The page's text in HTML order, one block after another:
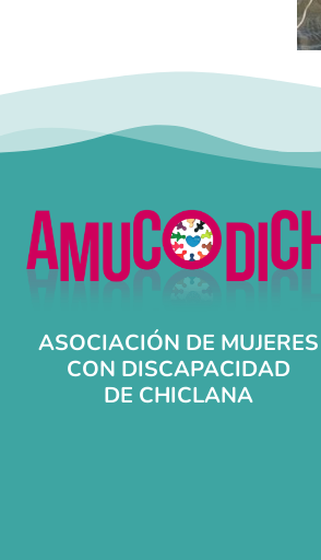
ASOCIACIÓN DE MUJERES
CON DISCAPACIDAD
DE CHICLANA